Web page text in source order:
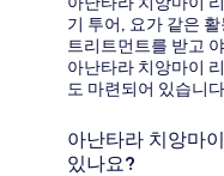
기 투어, 요가 같은
트리트먼트를 받고
아난타라 치앙마이
도 마련되어 있습니
아난타라 치앙마
있나요?